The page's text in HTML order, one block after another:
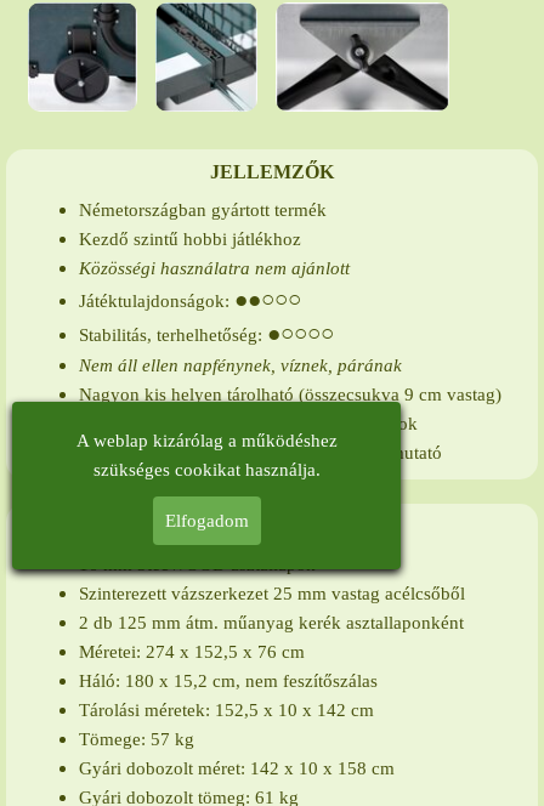
JELLEMZŐK
Németországban gyártott termék
Kezdő szintű hobbi játlékhoz
Közösségi használatra nem ajánlott
Játéktulajdonságok: ●●○○○
Stabilitás, terhelhetőség: ●○○○○
Nem áll ellen napfénynek, víznek, párának
Nagyon kis helyen tárolható (összecsukva 9 cm vastag)
Kerekeken egyenként gördíthető asztallapok
Tartozékok: háló, képes összeszerelési útmutató
TERMÉKADATOK
16 mm 3tecWOOD asztallapok
Szinterezett vázszerkezet 25 mm vastag acélcsőből
2 db 125 mm átm. műanyag kerék asztallaponként
Méretei: 274 x 152,5 x 76 cm
Háló: 180 x 15,2 cm, nem feszítőszálas
Tárolási méretek: 152,5 x 10 x 142 cm
Tömege: 57 kg
Gyári dobozolt méret: 142 x 10 x 158 cm
Gyári dobozolt tömeg: 61 kg
A weblap kizárólag a működéshez
szükséges cookikat használja.
Elfogadom